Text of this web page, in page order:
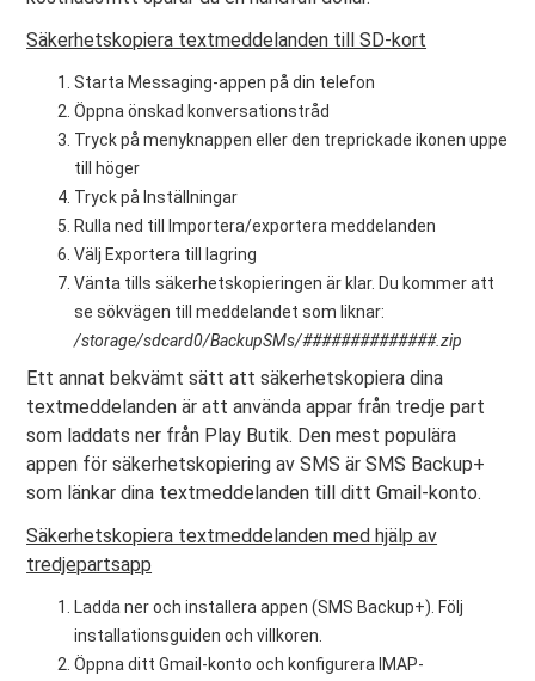
Säkerhetskopiera textmeddelanden till SD-kort
Starta Messaging-appen på din telefon
Öppna önskad konversationstråd
Tryck på menyknappen eller den treprickade ikonen uppe
till höger
Tryck på Inställningar
Rulla ned till Importera/exportera meddelanden
Välj Exportera till lagring
Vänta tills säkerhetskopieringen är klar. Du kommer att
se sökvägen till meddelandet som liknar:
/storage/sdcard0/BackupSMs/##############.zip
Ett annat bekvämt sätt att säkerhetskopiera dina
textmeddelanden är att använda appar från tredje part
som laddats ner från Play Butik. Den mest populära
appen för säkerhetskopiering av SMS är SMS Backup+
som länkar dina textmeddelanden till ditt Gmail-konto.
Säkerhetskopiera textmeddelanden med hjälp av
tredjepartsapp
Ladda ner och installera appen (SMS Backup+). Följ
installationsguiden och villkoren.
Öppna ditt Gmail-konto och konfigurera IMAP-